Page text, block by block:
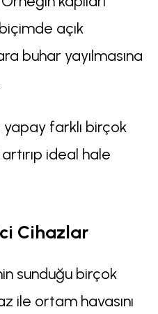
açık
buhar yayılmasına
farklı birçok
ideal hale
Cihazlar
sunduğu birçok
ile ortam havasını